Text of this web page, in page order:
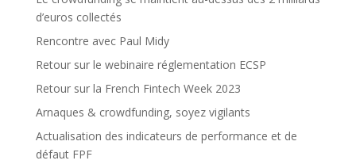
d’euros collectés
Rencontre avec Paul Midy
Retour sur le webinaire réglementation ECSP
Retour sur la French Fintech Week 2023
Arnaques & crowdfunding, soyez vigilants
Actualisation des indicateurs de performance et de
défaut FPF